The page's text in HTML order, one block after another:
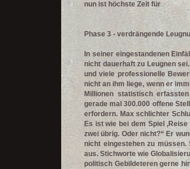
nun ist höchste Zeit für
Phase 3 - verdrängende
In seiner eingestandenen
nicht dauerhaft zu Leugnen
und viele professionelle
nicht an ihm liege, wenn er
Millionen statistisch
gerade mal 300.000 offene
erfordern. Max schlichter
Es ist wie bei dem Spiel
zwei übrig. Oder nicht?“ Er
nicht eingestehen zu
aus. Stichworte wie
politisch Gebildeteren gerne